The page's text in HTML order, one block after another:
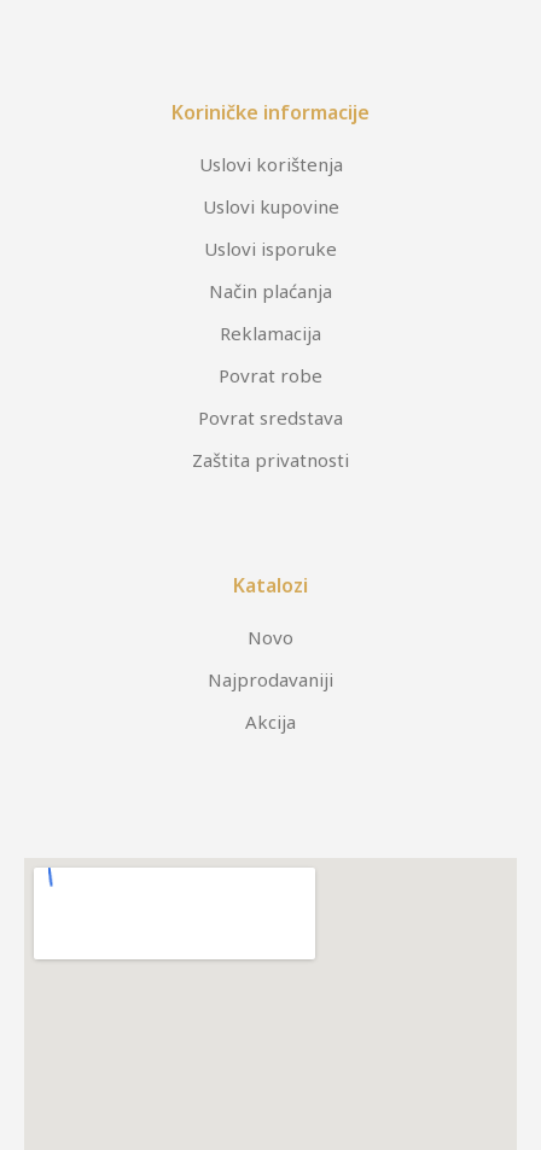
Koriničke informacije
Uslovi korištenja
Uslovi kupovine
Uslovi isporuke
Način plaćanja
Reklamacija
Povrat robe
Povrat sredstava
Zaštita privatnosti
Katalozi
Novo
Najprodavaniji
Akcija